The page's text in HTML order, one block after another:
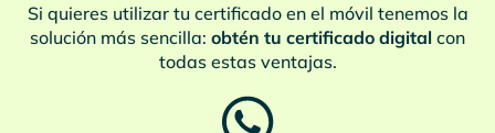
Si quieres utilizar tu certificado en el móvil tenemos la
solución más sencilla: obtén tu certificado digital con
todas estas ventajas.